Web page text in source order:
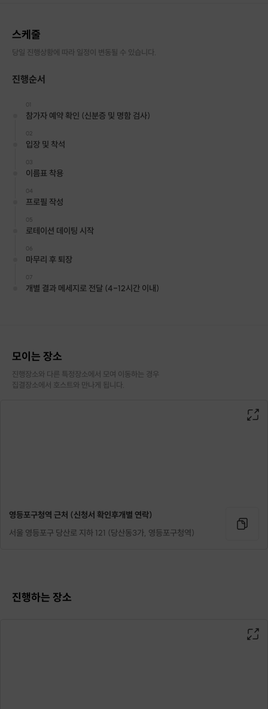
스케줄
당일 진행상황에 따라 일정이 변동될 수 있습니다.
진행순서
01
참가자 예약 확인 (신분증 및 명함 검사)
02
입장 및 착석
03
이름표 착용
04
프로필 작성
05
로테이션 데이팅 시작
06
마무리 후 퇴장
07
개별 결과 메세지로 전달 (4-12시간 이내)
모이는 장소
진행장소와 다른 특정장소에서 모여 이동하는 경우
집결장소에서 호스트와 만나게 됩니다.
영등포구청역 근처 (신청서 확인후개별 연락)
서울 영등포구 당산로 지하 121 (당산동3가, 영등포구청역)
진행하는 장소